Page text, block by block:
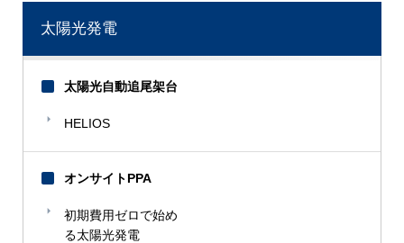
太陽光発電
太陽光自動追尾架台
HELIOS
オンサイトPPA
初期費用ゼロで始め
る太陽光発電